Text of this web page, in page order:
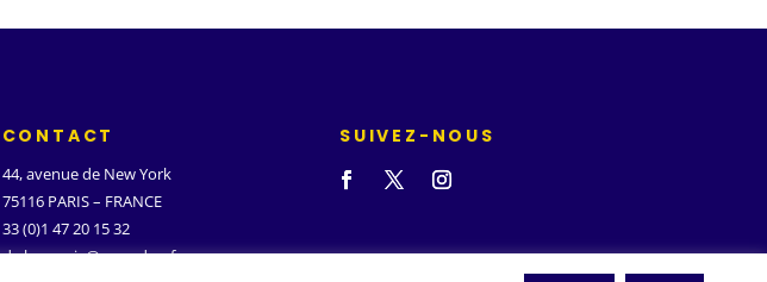
CONTACT
44, avenue de New York
75116 PARIS – FRANCE
33 (0)1 47 20 15 32
d.ghanassia@wanadoo.fr
SUIVEZ-NOUS